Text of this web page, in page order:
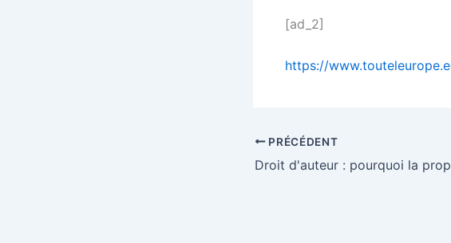
[ad_2]
https://
PRÉCÉDENT